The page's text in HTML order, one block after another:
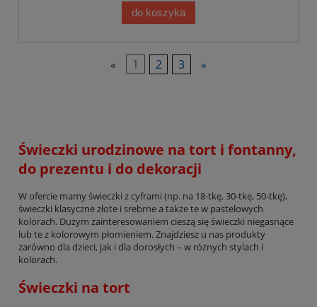
do koszyka
« 1 2 3 »
Świeczki urodzinowe na tort i fontanny,
do prezentu i do dekoracji
W ofercie mamy świeczki z cyframi (np. na 18-tkę, 30-tkę, 50-tkę),
świeczki klasyczne złote i srebrne a także te w pastelowych
kolorach. Dużym zainteresowaniem cieszą się świeczki niegasnące
lub te z kolorowym płomieniem. Znajdziesz u nas produkty
zarówno dla dzieci, jak i dla dorosłych – w różnych stylach i
kolorach.
Świeczki na tort